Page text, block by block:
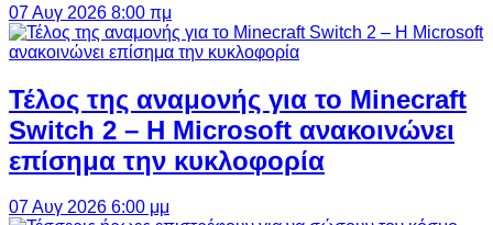
07 Αυγ 2026 8:00 πμ
Τέλος της αναμονής για το Minecraft
Switch 2 – Η Microsoft ανακοινώνει
επίσημα την κυκλοφορία
07 Αυγ 2026 6:00 μμ